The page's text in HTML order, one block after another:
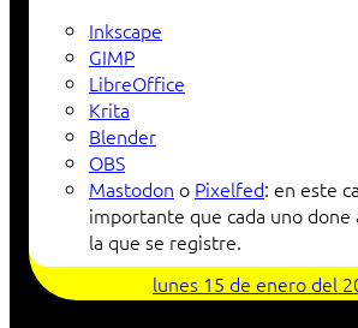
Inkscape
GIMP
LibreOffice
Krita
Blender
OBS
Mastodon o Pixelfed: en este
importante que cada uno done
la que se registre.
lunes 15 de enero del